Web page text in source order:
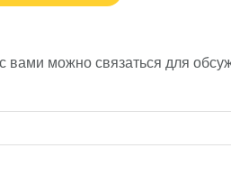
вами можно связаться для